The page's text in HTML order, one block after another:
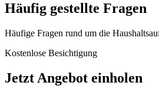
Häufig gestellte Fragen
Häufige Fragen rund um die
Kostenlose Besichtigung
Jetzt Angebot einholen